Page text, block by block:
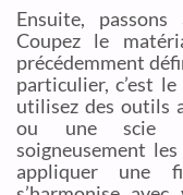
Ensuite,
Coupez le
précédemment
particulier, c’est
utilisez des outils
ou une scie
soigneusement
appliquer une